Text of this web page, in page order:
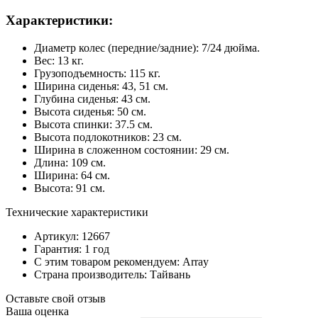
Характеристики:
Диаметр колес (передние/задние): 7/24 дюйма.
Вес: 13 кг.
Грузоподъемность: 115 кг.
Ширина сиденья: 43, 51 см.
Глубина сиденья: 43 см.
Высота сиденья: 50 см.
Высота спинки: 37.5 см.
Высота подлокотников: 23 см.
Ширина в сложенном состоянии: 29 см.
Длина: 109 см.
Ширина: 64 см.
Высота: 91 см.
Технические характеристики
Артикул: 12667
Гарантия: 1 год
С этим товаром рекомендуем: Array
Страна производитель: Тайвань
Оставьте свой отзыв
Ваша оценка